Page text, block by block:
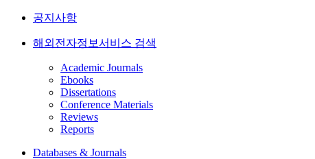
공지사항
해외전자정보서비스 검색
Academic Journals
Ebooks
Dissertations
Conference Materials
Reviews
Reports
Databases & Journals